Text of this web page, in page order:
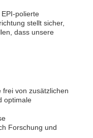
polierte
stellt sicher,
dass unsere
von zusätzlichen
optimale
Forschung und